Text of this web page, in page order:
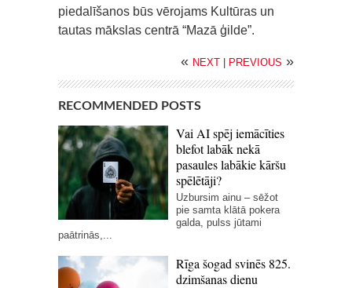
piedalīšanos būs vērojams Kultūras un
tautas mākslas centrā “Mazā ģilde”.
« NEXT PREVIOUS »
RECOMMENDED POSTS
Vai AI spēj iemācīties
blefot labāk nekā
pasaules labākie kāršu
spēlētāji?
Uzbursim ainu – sēžot
pie samta klātā pokera
galda, pulss jūtami
paātrinās,...
Rīga šogad svinēs 825.
dzimšanas dienu